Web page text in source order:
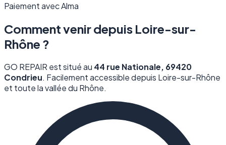
Paiement avec Alma
Comment venir depuis Loire-sur-
Rhône ?
GO REPAIR est situé au 44 rue Nationale, 69420
Condrieu. Facilement accessible depuis Loire-sur-Rhône
et toute la vallée du Rhône.